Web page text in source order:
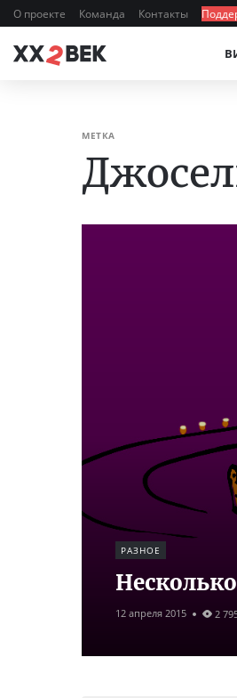
О проекте Команда Контакты
МЕТКА
РАЗНОЕ
12 апреля 2015 2